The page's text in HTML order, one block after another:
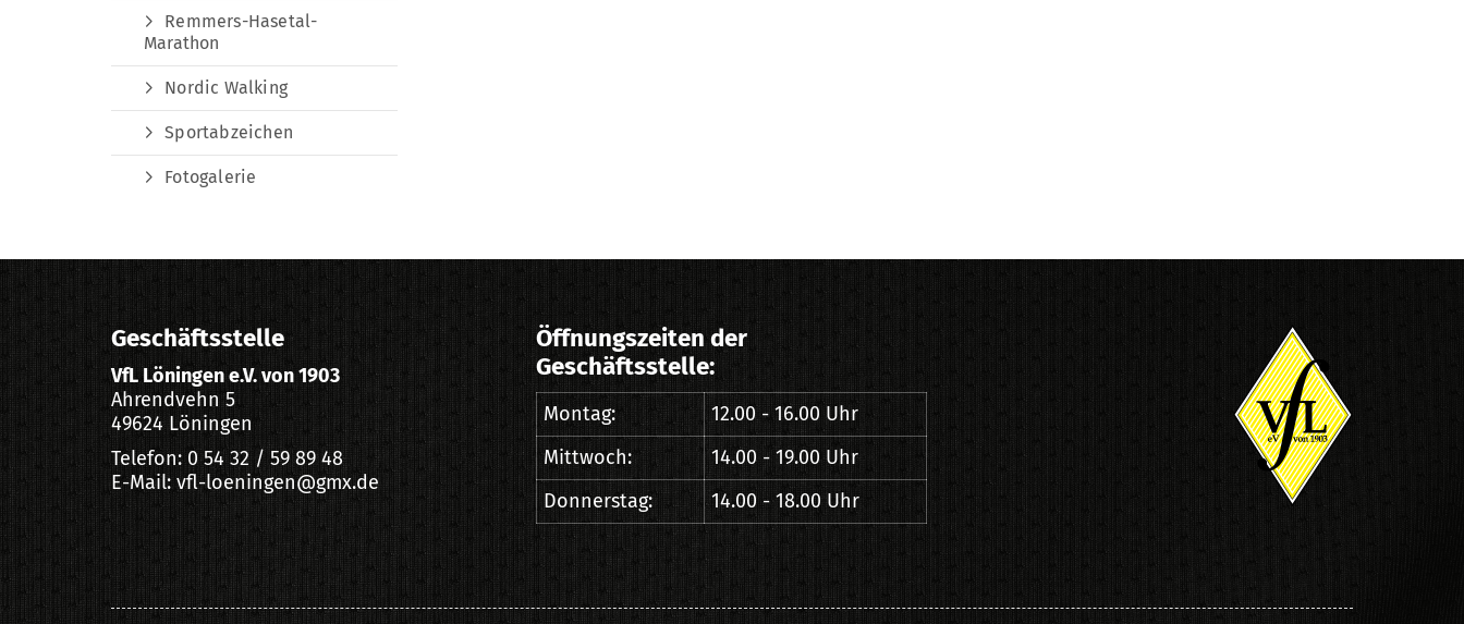
Remmers-Hasetal-
Marathon
Nordic Walking
Sportabzeichen
Fotogalerie
Geschäftsstelle
VfL Löningen e.V. von 1903
Ahrendvehn 5
49624 Löningen
Telefon: 0 54 32 / 59 89 48
E-Mail: vfl-loeningen@gmx.de
Öffnungszeiten der
Geschäftsstelle:
Montag:
12.00 - 16.00 Uhr
Mittwoch:
14.00 - 19.00 Uhr
Donnerstag:
14.00 - 18.00 Uhr